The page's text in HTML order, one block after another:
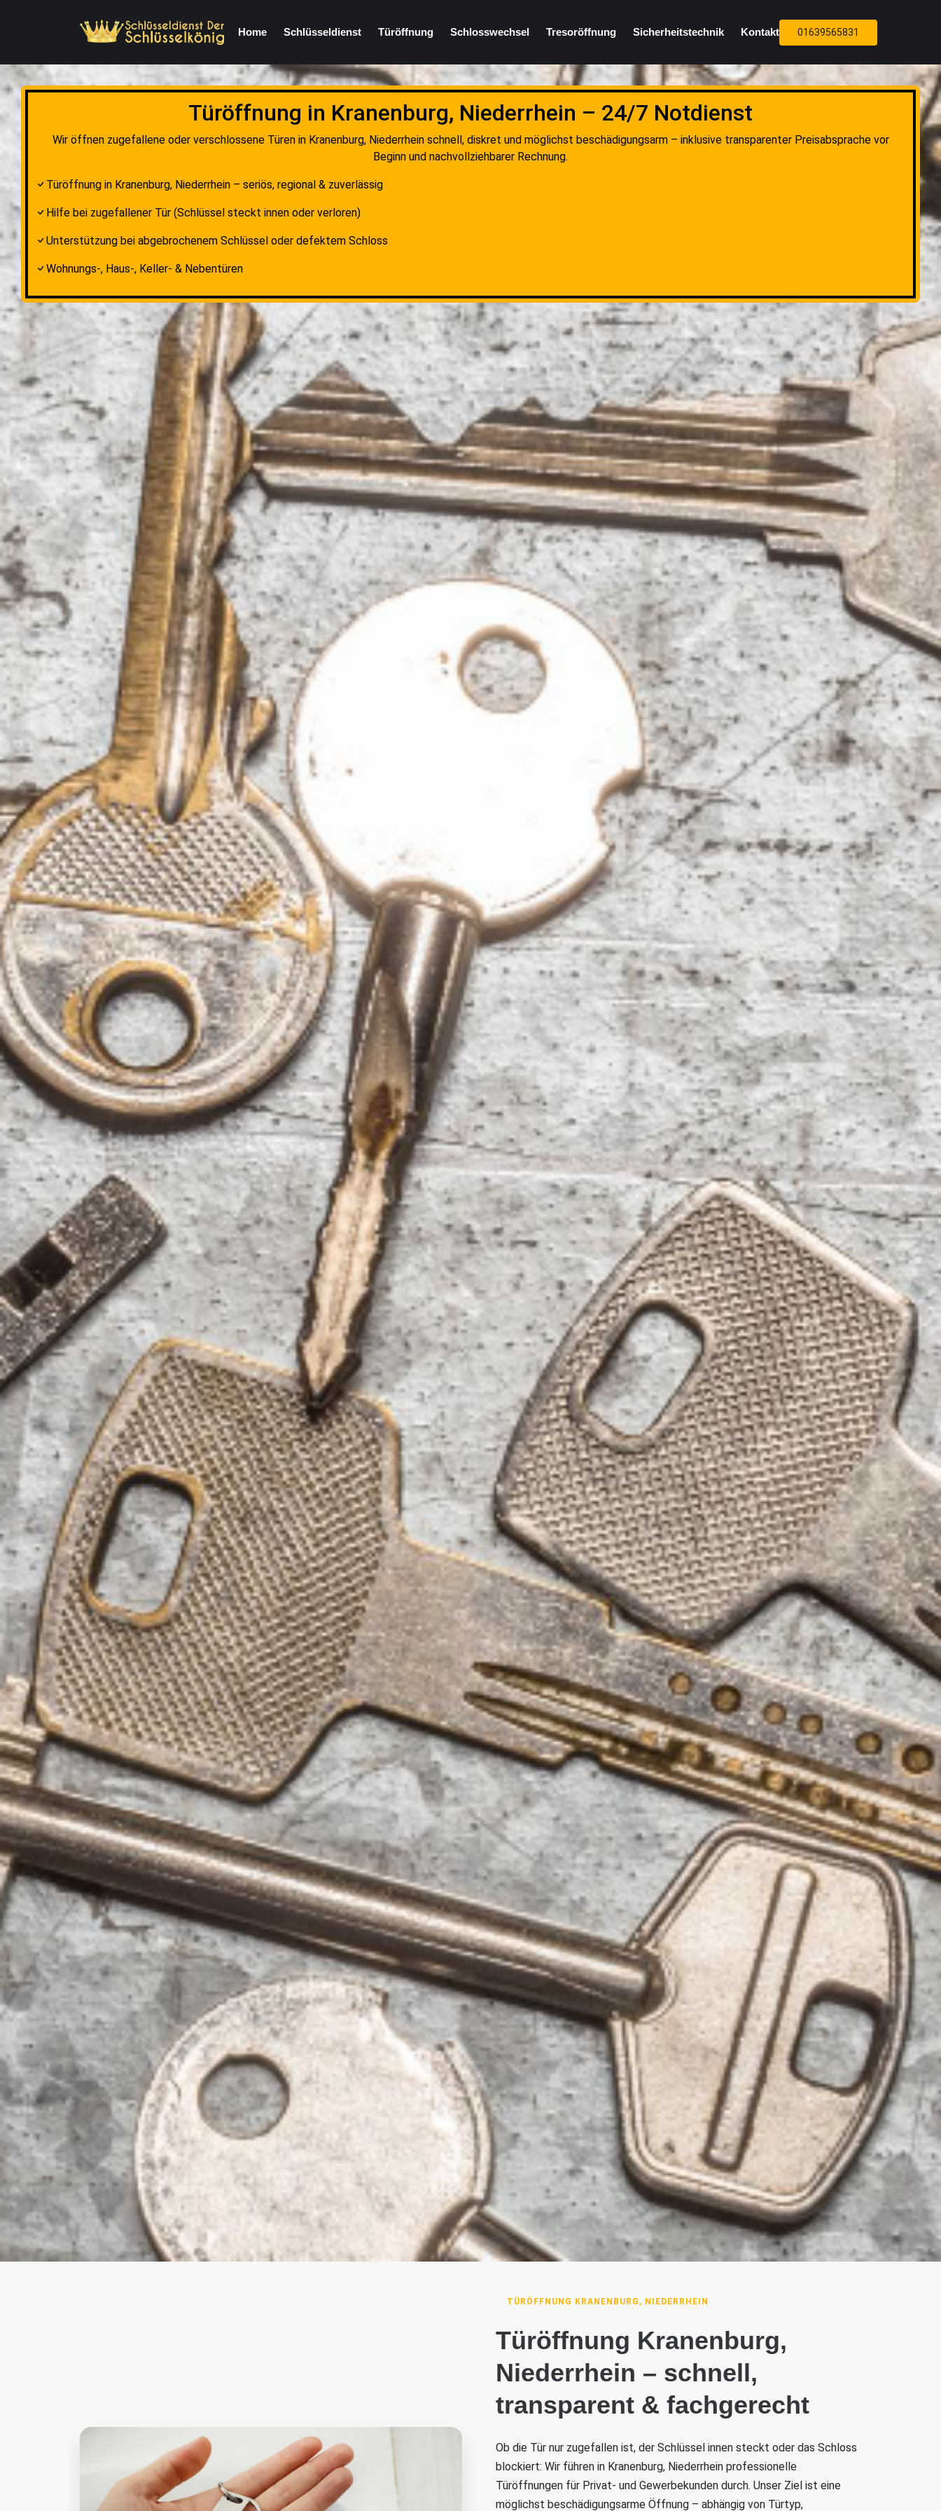
Home Schlüsseldienst Türöffnung Schlosswechsel Tresoröffnung Sicherheitstechnik Kontakt 01639565831
Türöffnung in Kranenburg, Niederrhein – 24/7 Notdienst
Wir öffnen zugefallene oder verschlossene Türen in Kranenburg, Niederrhein schnell, diskret und möglichst beschädigungsarm – inklusive transparenter Preisabsprache vor
Beginn und nachvollziehbarer Rechnung.
Türöffnung in Kranenburg, Niederrhein – seriös, regional & zuverlässig
Hilfe bei zugefallener Tür (Schlüssel steckt innen oder verloren)
Unterstützung bei abgebrochenem Schlüssel oder defektem Schloss
Wohnungs-, Haus-, Keller- & Nebentüren
TÜRÖFFNUNG KRANENBURG, NIEDERRHEIN
Türöffnung Kranenburg,
Niederrhein – schnell,
transparent & fachgerecht
Ob die Tür nur zugefallen ist, der Schlüssel innen steckt oder das Schloss
blockiert: Wir führen in Kranenburg, Niederrhein professionelle
Türöffnungen für Privat- und Gewerbekunden durch. Unser Ziel ist eine
möglichst beschädigungsarme Öffnung – abhängig von Türtyp,